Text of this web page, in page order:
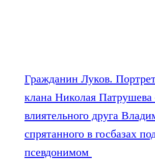
Гражданин Луков.
клана Николая
влиятельного друга
спрятанного в госбазах
псевдонимом